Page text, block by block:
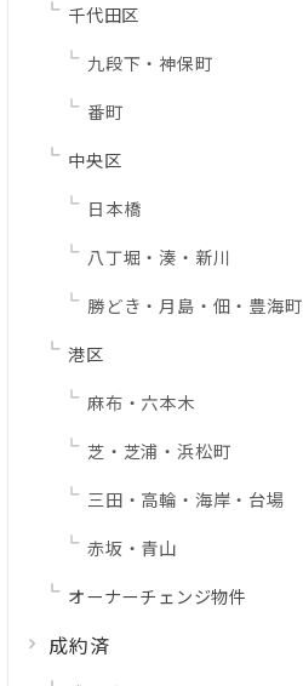
千代田区
九段下・神保町
番町
中央区
日本橋
八丁堀・湊・新川
勝どき・月島・佃・豊海町
港区
麻布・六本木
芝・芝浦・浜松町
三田・高輪・海岸・台場
赤坂・青山
オーナーチェンジ物件
成約済